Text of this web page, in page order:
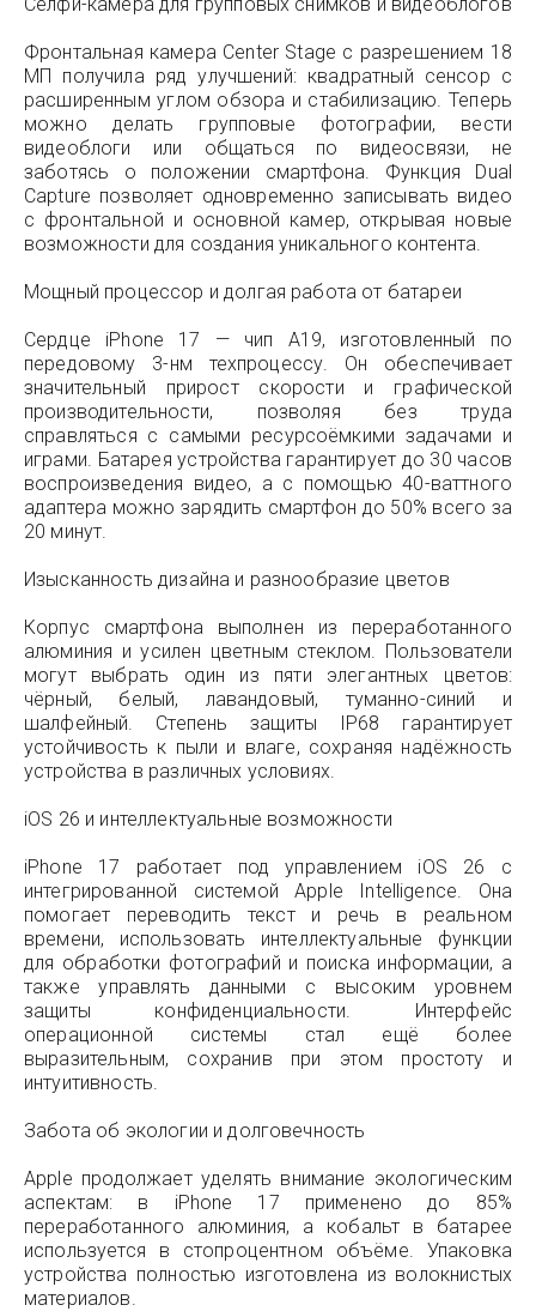
Фронтальная камера Center Stage с разрешением 18
МП получила ряд улучшений: квадратный сенсор с
расширенным углом обзора и стабилизацию. Теперь
можно делать групповые фотографии, вести
видеоблоги или общаться по видеосвязи, не
заботясь о положении смартфона. Функция Dual
Capture позволяет одновременно записывать видео
с фронтальной и основной камер, открывая новые
возможности для создания уникального контента.
Мощный процессор и долгая работа от батареи
Сердце iPhone 17 — чип A19, изготовленный по
передовому 3-нм техпроцессу. Он обеспечивает
значительный прирост скорости и графической
производительности, позволяя без труда
справляться с самыми ресурсоёмкими задачами и
играми. Батарея устройства гарантирует до 30 часов
воспроизведения видео, а с помощью 40-ваттного
адаптера можно зарядить смартфон до 50% всего за
20 минут.
Изысканность дизайна и разнообразие цветов
Корпус смартфона выполнен из переработанного
алюминия и усилен цветным стеклом. Пользователи
могут выбрать один из пяти элегантных цветов:
чёрный, белый, лавандовый, туманно-синий и
шалфейный. Степень защиты IP68 гарантирует
устойчивость к пыли и влаге, сохраняя надёжность
устройства в различных условиях.
iOS 26 и интеллектуальные возможности
iPhone 17 работает под управлением iOS 26 с
интегрированной системой Apple Intelligence. Она
помогает переводить текст и речь в реальном
времени, использовать интеллектуальные функции
для обработки фотографий и поиска информации, а
также управлять данными с высоким уровнем
защиты конфиденциальности. Интерфейс
операционной системы стал ещё более
выразительным, сохранив при этом простоту и
интуитивность.
Забота об экологии и долговечность
Apple продолжает уделять внимание экологическим
аспектам: в iPhone 17 применено до 85%
переработанного алюминия, а кобальт в батарее
используется в стопроцентном объёме. Упаковка
устройства полностью изготовлена из волокнистых
материалов.